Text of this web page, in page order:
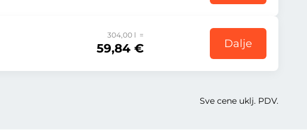
304,00 l =
59,84 € Dalje
Sve cene uklj. PDV.